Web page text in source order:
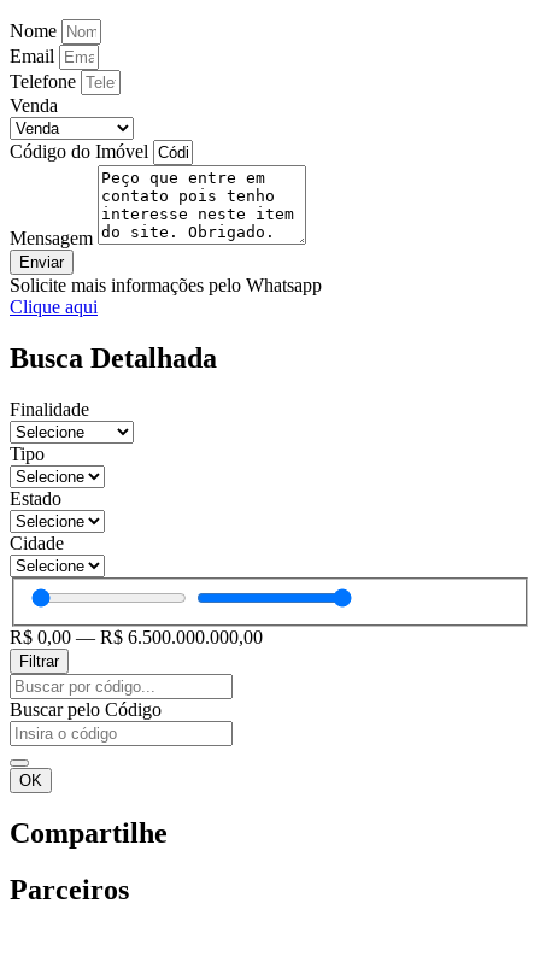
Nome
Email
Telefone
Venda
Código do Imóvel
Mensagem
Enviar
Solicite mais informações pelo Whatsapp
Clique aqui
Busca Detalhada
Finalidade
Tipo
Estado
Cidade
R$ 0,00 — R$ 6.500.000.000,00
Filtrar
Pesquisar
...
Buscar pelo Código
OK
Compartilhe
Parceiros